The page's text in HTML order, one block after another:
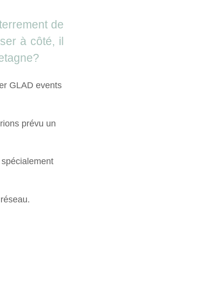
de
à côté, il
GLAD events
prévu un